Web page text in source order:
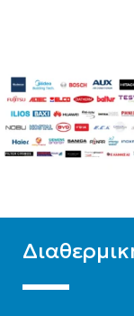
WIFI Standard
ΧΡΏΜΑ